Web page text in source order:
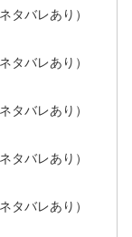
タバレあり）
タバレあり）
タバレあり）
タバレあり）
タバレあり）